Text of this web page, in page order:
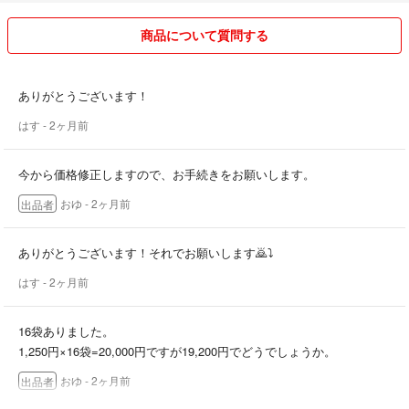
商品について質問する
ありがとうございます！
はす - 2ヶ月前
今から価格修正しますので、お手続きをお願いします。
出品者 おゆ - 2ヶ月前
ありがとうございます！それでお願いします🙇⤵️
はす - 2ヶ月前
16袋ありました。
1,250円×16袋=20,000円ですが19,200円でどうでしょうか。
出品者 おゆ - 2ヶ月前